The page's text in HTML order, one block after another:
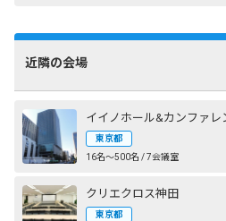
近隣の会場
東京都
16名〜500名 / 7会議室
クリエクロス神田
東京都